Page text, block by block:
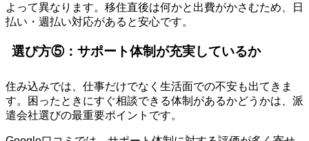
よって異なります。移住直後は何かと出費がかさむため、日
払い・週払い対応があると安心です。
選び方⑤：サポート体制が充実しているか
住み込みでは、仕事だけでなく生活面での不安も出てきま
す。困ったときにすぐ相談できる体制があるかどうかは、派
遣会社選びの最重要ポイントです。